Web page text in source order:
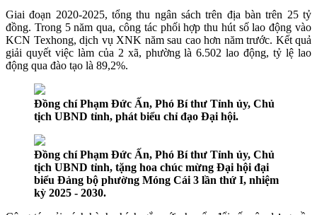
Giai đoạn 2020-2025, tổng thu ngân sách trên địa bàn trên 25 tỷ
đồng. Trong 5 năm qua, công tác phối hợp thu hút số lao động vào
KCN Texhong, dịch vụ XNK năm sau cao hơn năm trước. Kết quả
giải quyết việc làm của 2 xã, phường là 6.502 lao động, tỷ lệ lao
động qua đào tạo là 89,2%.
Đồng chí Phạm Đức Ấn, Phó Bí thư Tỉnh ủy, Chủ
tịch UBND tỉnh, phát biểu chỉ đạo Đại hội.
Đồng chí Phạm Đức Ấn, Phó Bí thư Tỉnh ủy, Chủ
tịch UBND tỉnh, tặng hoa chúc mừng Đại hội đại
biểu Đảng bộ phường Móng Cái 3 lần thứ I, nhiệm
kỳ 2025 - 2030.